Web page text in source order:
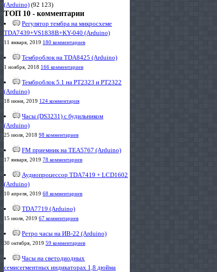
(Arduino) (92 123)
ТОП 10 - комментарии
Регулятор тембра на микросхеме
TDA7439+VS1838B+KY-040 (Arduino)
11 января, 2019 180 комментариев
Темброблок на TDA8425 (Arduino)
1 ноября, 2018 166 комментариев
Темброблок 5.1 на PT2323 и PT2322
(Arduino)
18 июня, 2019 124 комментария
Часы (DS3231) с будильником
(Arduino)
25 июля, 2018 98 комментариев
FM приемник на TEA5767 (Arduino)
17 января, 2019 78 комментариев
Аудиопроцессор TDA7419 + LCD1602
(Arduino)
10 апреля, 2019 68 комментариев
TDA7719 (Arduino)
15 июля, 2019 67 комментариев
Ретро часы на ИВ-22 (Arduino)
30 октября, 2019 59 комментариев
Часы на светодиодных
семисегментных индикаторах 1,8 дюйма